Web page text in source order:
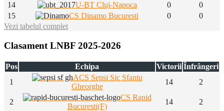
14
U-BT Cluj-Napoca 0
0
15
CS Dinamo Bucuresti 0
0
Vezi tabelul complet
Clasament LNBF 2025-2026
Pos Echipa Victorii Înfrângeri
1
ACS Sepsi Sic Sfantu
Gheorghe
14 2
2
CS Rapid
Bucuresti(F)
14
2